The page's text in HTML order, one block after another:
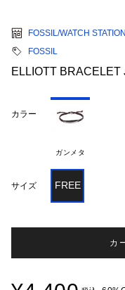
FOSSIL/WATCH
FOSSIL
ELLIOTT BRACELET
カラー
ガンメタ
サイズ FREE
カ